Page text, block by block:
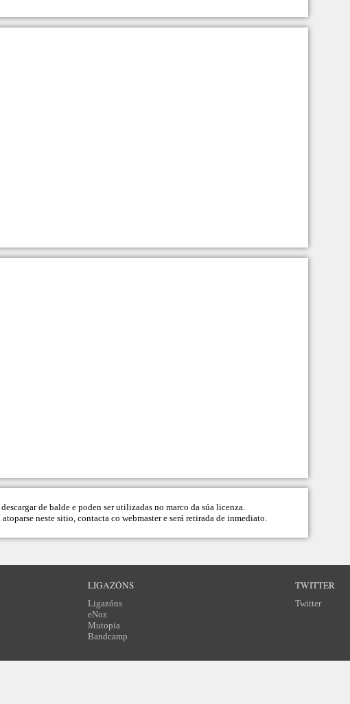
de balde e poden ser utilizadas no marco da súa licenza.
neste sitio, contacta cowebmastere será retirada de inmediato.
LIGAZÓNS
Ligazóns
eNoz
Mutopia
Bandcamp
TWITTER
Twitter